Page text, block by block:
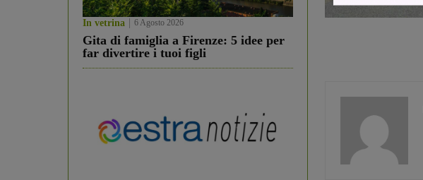
In vetrina 6 Agosto 2026
Gita di famiglia a Firenze: 5 idee per
far divertire i tuoi figli